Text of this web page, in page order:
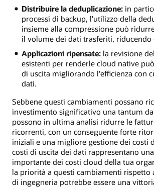
Distribuire la deduplicazione:in
processi di backup, l'utilizzo della
insieme alla compressione può
il volume dei dati trasferiti, riducendo
Applicazioni ripensate:la revisione
esistenti per renderle cloud native
di uscita migliorando l'efficienza con
dati.
Sebbene questi cambiamenti possano
investimento significativo una tantum
possono in ultima analisi ridurre le
ricorrenti, con un conseguente forte
iniziali e una migliore gestione dei costi
costi di uscita dei dati rappresentano
importante dei costi cloud della tua
la priorità a questi cambiamenti rispetto
di ingegneria potrebbe essere una